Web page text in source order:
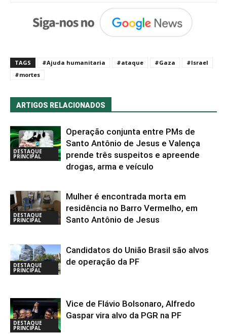
TAGS #Ajuda humanitaria #ataque #Gaza
#Israel
#mortes
ARTIGOS RELACIONADOS
DESTAQUE
PRINCIPAL
Operação conjunta entre PMs de
Santo Antônio de Jesus e Valença
prende três suspeitos e apreende
drogas, arma e veículo
DESTAQUE
PRINCIPAL
Mulher é encontrada morta em
residência no Barro Vermelho, em
Santo Antônio de Jesus
DESTAQUE
PRINCIPAL
Candidatos do União Brasil são alvos
de operação da PF
DESTAQUE
PRINCIPAL
Vice de Flávio Bolsonaro, Alfredo
Gaspar vira alvo da PGR na PF